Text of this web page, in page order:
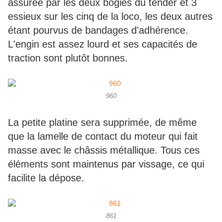
assurée par les deux bogies du tender et 3
essieux sur les cinq de la loco, les deux autres
étant pourvus de bandages d'adhérence.
L'engin est assez lourd et ses capacités de
traction sont plutôt bonnes.
960
La petite platine sera supprimée, de même
que la lamelle de contact du moteur qui fait
masse avec le châssis métallique. Tous ces
éléments sont maintenus par vissage, ce qui
facilite la dépose.
861